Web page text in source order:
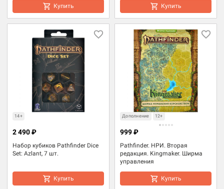
Купить Купить
14+
Набор кубиков Pathfinder Dice
Set: Azlant, 7 шт.
2 490 ₽
Купить
Дополнение 12+
Pathfinder. НРИ. Вторая
редакция. Kingmaker. Ширма
управления
999 ₽
Купить